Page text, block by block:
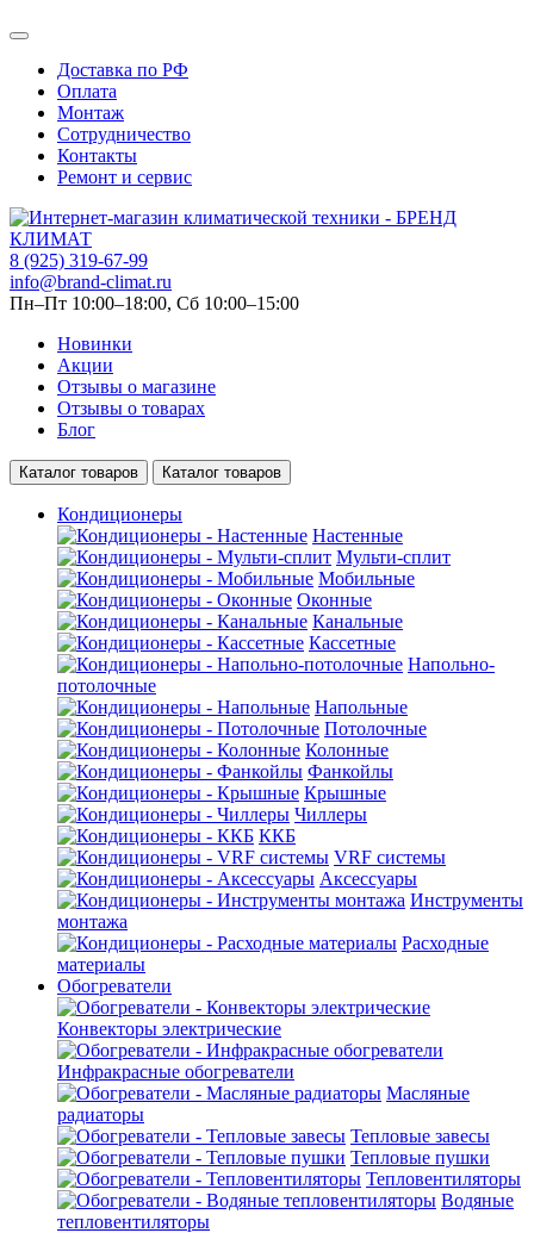
Доставка по РФ
Оплата
Монтаж
Сотрудничество
Контакты
Ремонт и сервис
8 (925) 319-67-99
info@brand-climat.ru
Пн–Пт 10:00–18:00, Сб 10:00–15:00
Новинки
Акции
Отзывы о магазине
Отзывы о товарах
Блог
Каталог товаров Каталог товаров
Кондиционеры
Настенные
Мульти-сплит
Мобильные
Оконные
Канальные
Кассетные
Напольно-
потолочные
Напольные
Потолочные
Колонные
Фанкойлы
Крышные
Чиллеры
ККБ
VRF системы
Аксессуары
Инструменты
монтажа
Расходные
материалы
Обогреватели
Конвекторы электрические
Инфракрасные обогреватели
Масляные
радиаторы
Тепловые завесы
Тепловые пушки
Тепловентиляторы
Водяные
тепловентиляторы